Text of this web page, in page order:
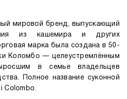
мировой бренд, выпускающий
из кашемира и других
марка была создана в 50-
Коломбо — целеустремлённым
в семье владельцев
Полное название суконной
Colombo.